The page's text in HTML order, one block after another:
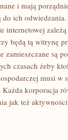
i mają
ich
internetowej
będą tą witrynę
zamieszczane są
czasach żeby
musi w
korporacja
jak też